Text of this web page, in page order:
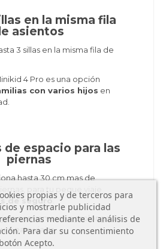
en la misma fila
asientos
3 sillas en la misma fila de
4 Pro es una opción
con varios hijos en
de espacio para las
piernas
hasta 30 cm mas de
de seguro.
a contramarcha prolongado,
para viajar.
propias y de terceros para
y mostrarle publicidad
mediante el análisis de
Para dar su consentimiento
Acepto.